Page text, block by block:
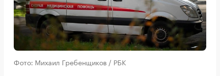
Фото: Михаил Гребенщиков / РБК